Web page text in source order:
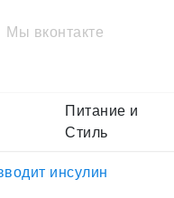
Мы вконтакте
Питание и
Стиль
инсулин